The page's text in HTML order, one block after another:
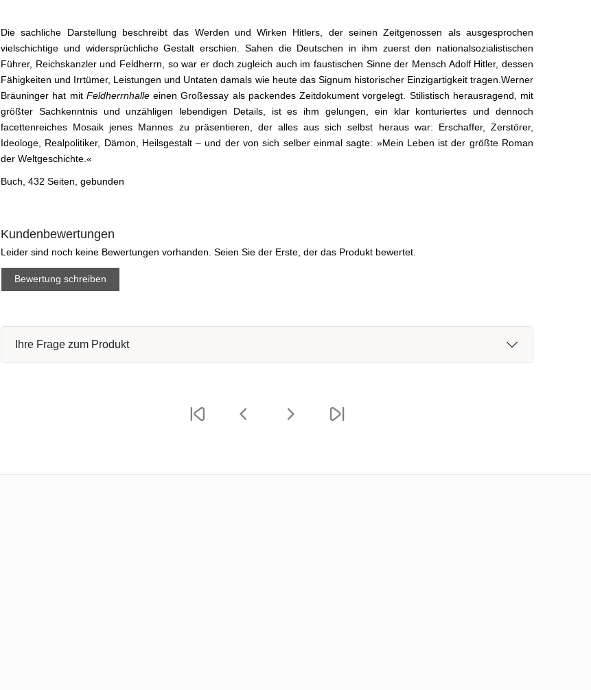
Die sachliche Darstellung beschreibt das Werden und Wirken Hitlers, der seinen Zeitgenossen als ausgesprochen
vielschichtige und widersprüchliche Gestalt erschien. Sahen die Deutschen in ihm zuerst den national­sozialistischen
Führer, Reichskanzler und Feldherrn, so war er doch zugleich auch im faustischen Sinne der Mensch Adolf Hitler, dessen
Fähigkeiten und Irrtümer, Leistungen und Untaten damals wie heute das ­Signum historischer Einzigartigkeit tragen.Werner
Bräuninger hat mit Feldherrnhalleeinen Groß­essay als packendes Zeitdokument ­vorgelegt. Stilistisch herausragend, mit
größter Sachkenntnis und unzähligen lebendigen Details, ist es ihm gelungen, ein klar konturiertes und dennoch
facettenreiches ­Mosaik jenes Mannes zu präsentieren, der alles aus sich selbst heraus war: Erschaffer, Zerstörer,
Ideologe, Realpolitiker, Dämon, Heils­gestalt – und der von sich selber einmal sagte: »Mein Leben ist der größte Roman
der Weltgeschichte.«
Buch, 432 Seiten, gebunden
Kundenbewertungen
Leider sind noch keine Bewertungen vorhanden. Seien Sie der Erste, der das Produkt bewertet.
Bewertung schreiben
Ihre Frage zum Produkt